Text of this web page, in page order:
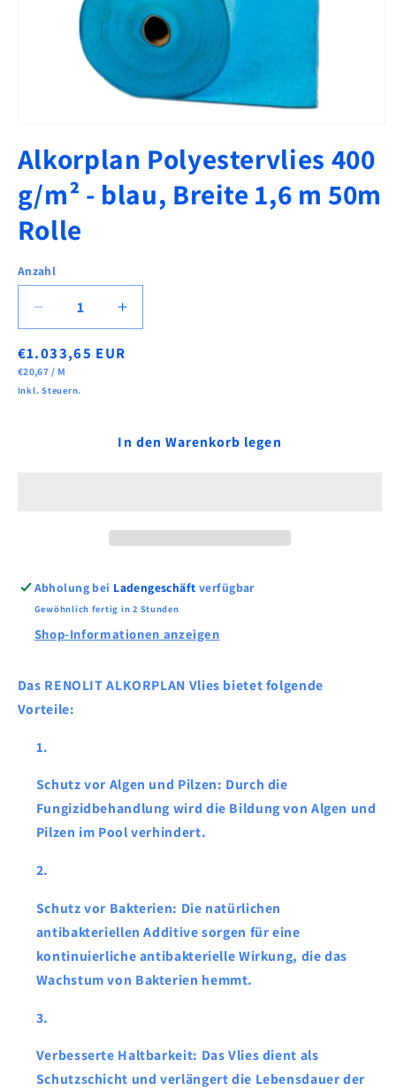
in
Modal
öffnen
Alkorplan Polyestervlies 400
g/m² - blau, Breite 1,6 m 50m
Rolle
Anzahl
Verringere
die
Menge
für
Alkorplan
Rolle
Erhöhe
die
Menge
g/m²
1,6
m
Rolle
Normaler
Preis
€1.033,65 EUR
STÜCKPREIS
€20,67 / PRO
M
Inkl. Steuern.
In den Warenkorb legen
Abholung bei Ladengeschäft verfügbar
Gewöhnlich fertig in 2 Stunden
Shop-Informationen anzeigen
Das RENOLIT ALKORPLAN Vlies bietet folgende
Vorteile:
Schutz vor Algen und Pilzen: Durch die
Fungizidbehandlung wird die Bildung von Algen und
Pilzen im Pool verhindert.
Schutz vor Bakterien: Die natürlichen
antibakteriellen Additive sorgen für eine
kontinuierliche antibakterielle Wirkung, die das
Wachstum von Bakterien hemmt.
Verbesserte Haltbarkeit: Das Vlies dient als
Schutzschicht und verlängert die Lebensdauer der